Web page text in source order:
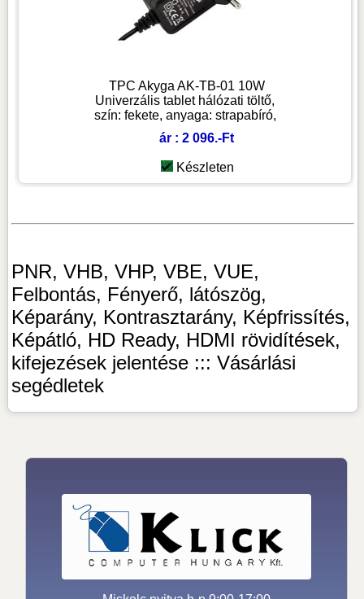
TPC Akyga AK-TB-01 10W
Univerzális tablet hálózati töltő,
szín: fekete, anyaga: strapabíró,
ár : 2 096.-Ft
Készleten
PNR, VHB, VHP, VBE, VUE,
Felbontás, Fényerő, látószög,
Képarány, Kontrasztarány, Képfrissítés,
Képátló, HD Ready, HDMI rövidítések,
kifejezések jelentése ::: Vásárlási
segédletek